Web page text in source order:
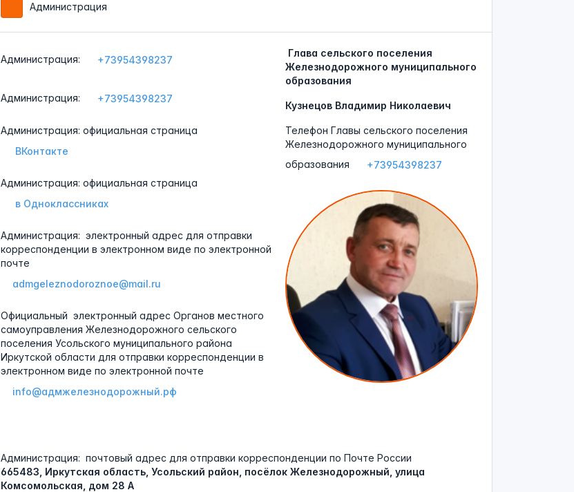
Администрация
Администрация: +73954398237
Администрация: +73954398237
Администрация: официальная страница
ВКонтакте
Администрация: официальная страница
в Одноклассниках
Администрация: электронный адрес для отправки
корреспонденции в электронном виде по электронной
почте
admgeleznodoroznoe@mail.ru
Официальный электронный адрес Органов местного
самоуправления Железнодорожного сельского
поселения Усольского муниципального района
Иркутской области для отправки корреспонденции в
электронном виде по электронной почте
info@адмжелезнодорожный.рф
Глава сельского поселения
Железнодорожного муниципального
образования
Кузнецов Владимир Николаевич
Телефон Главы сельского поселения
Железнодорожного муниципального
образования
+73954398237
Администрация: почтовый адрес для отправки корреспонденции по Почте России
665483, Иркутская область, Усольский район, посёлок Железнодорожный, улица
Комсомольская, дом 28 А